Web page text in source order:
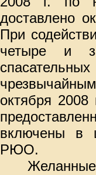
доставлено
При
четыре и
октября
включены в
РЮО.